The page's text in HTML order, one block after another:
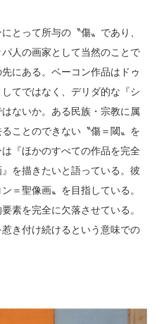
とって所与の〝傷〟であり、
人の画家として当然のことで
にある。ベーコン作品はドゥ
てではなく、デリダ的な『シ
ないか。ある民族・宗教に属
ことのできない〝傷＝閾〟を
『ほかのすべての作品を完全
を描きたいと語っている。彼
＝聖像画〟を目指している。
素を完全に欠落させている。
き付け続けるという意味での